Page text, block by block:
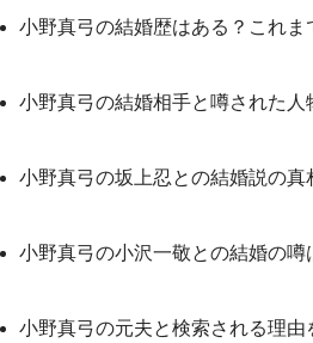
小野真弓の結婚歴はある？これま
小野真弓の結婚相手と噂された人
小野真弓の坂上忍との結婚説の真
小野真弓の小沢一敬との結婚の噂
小野真弓の元夫と検索される理由